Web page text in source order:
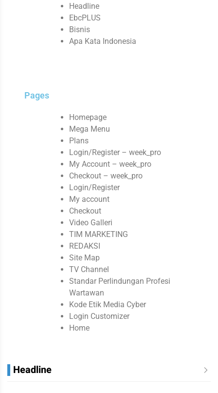
Headline
EbcPLUS
Bisnis
Apa Kata Indonesia
Pages
Homepage
Mega Menu
Plans
Login/Register – week_pro
My Account – week_pro
Checkout – week_pro
Login/Register
My account
Checkout
Video Galleri
TIM MARKETING
REDAKSI
Site Map
TV Channel
Standar Perlindungan Profesi
Wartawan
Kode Etik Media Cyber
Login Customizer
Home
Headline